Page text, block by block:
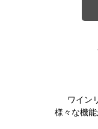
ワイン
様々な機